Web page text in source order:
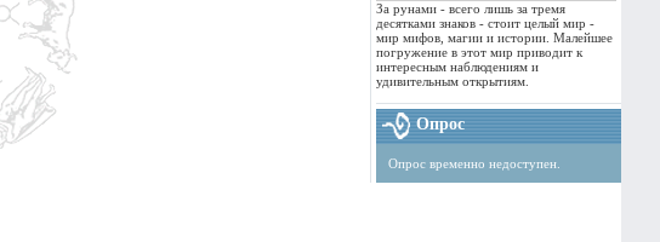
За рунами - всего лишь за тремя
десятками знаков - стоит целый мир -
мир мифов, магии и истории. Малейшее
погружение в этот мир приводит к
интересным наблюдениям и
удивительным открытиям.
Опрос
Опрос временно недоступен.